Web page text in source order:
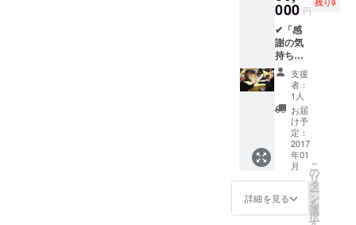
ンプを
同封さ
せて頂
きま
す。
とに対
謝を
持って
制作に
励みま
す。 無
事、制
作が完
了した
後にお
手紙を
郵送さ
せて頂
き、 支
援者の
derス
テッ
カー(ス
ペシャ
ル)」
✔「 オ
フィ
シャル
サイト
にお名
前を記
載」
✔「横
浜版・
防災ト
ランプ
000 円
残り9
✔「感
謝の気
持ち」
✔「サ
ンクス
ター」
✔「Fun
derス
テッ
カー
(白)」
✔「Fun
derス
テッ
支援
者：
1人
お届
け予
定：
2017
年01
月
詳細を見る
こ
の
リ
タ
ー
ン
を
選
択